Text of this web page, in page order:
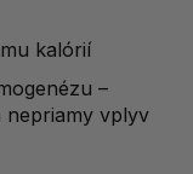
kalórií
–
nepriamy vplyv